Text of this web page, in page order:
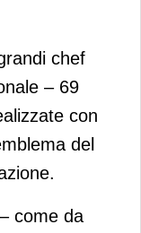
chef
– 69
con
del
come da